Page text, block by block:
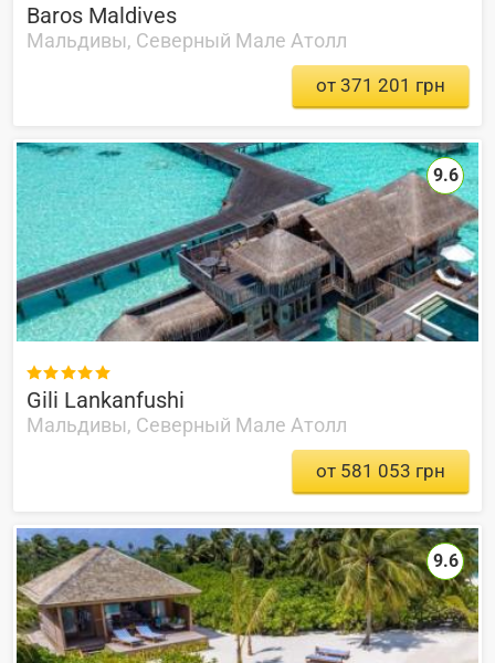
Baros Maldives
Мальдивы, Северный Мале Атолл
от 371 201 грн

Gili Lankanfushi
Мальдивы, Северный Мале Атолл
9.6
от 581 053 грн
9.6